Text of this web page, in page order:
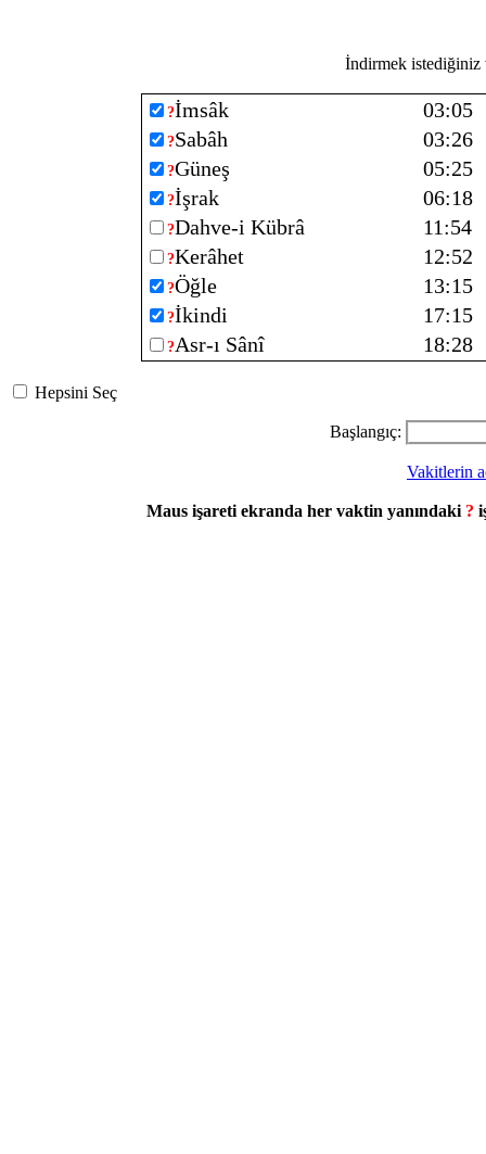
İndirmek istediğiniz
?İmsâk 03:05
?Sabâh 03:26
?Güneş 05:25
?İşrak 06:18
?Dahve-i Kübrâ 11:54
?Kerâhet 12:52
?Öğle 13:15
?İkindi 17:15
?Asr-ı Sânî 18:28
Hepsini Seç
Başlangıç:
Vakitlerin
Maus işareti ekranda her vaktin yanındaki ?